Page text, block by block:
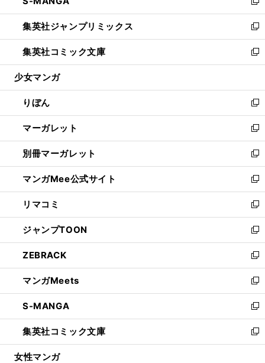
開
く
ウ
で
開
く
ィ
ン
ド
ウ
で
開
い
ウ
ィ
ン
ド
ウ
開
く
新
し
い
ウ
ィ
ン
ウ
で
開
く
集英社ジャンプリミックス
新
し
い
ウ
ン
ド
ウ
で
開
く
集英社コミック文庫
新
し
ウ
ィ
ン
ド
ウ
で
開
く
少女マンガ
りぼん
新
し
い
ウ
ィ
ン
ド
ウ
で
開
く
マーガレット
新
し
い
ウ
ィ
ン
ド
ウ
で
開
く
別冊マーガレット
新
し
い
ウ
ィ
ン
ド
ウ
で
開
く
マンガMee公式サイト
新
し
い
ウ
ィ
ン
ド
ウ
で
開
く
リマコミ
新
し
い
ウ
ィ
ン
ド
ウ
で
開
く
ジャンプTOON
新
し
い
ウ
ィ
ン
ド
ウ
で
開
ZEBRACK
新
し
い
ウ
ィ
ン
ド
ウ
マンガMeets
新
し
い
ウ
ィ
ン
S-MANGA
新
し
い
ウ
集英社コミック文庫
新
し
女性マンガ